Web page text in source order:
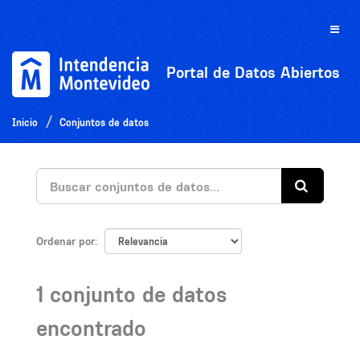
Toggle
Portal de Datos Abiertos
Inicio Conjuntos de datos
Ordenar por
1 conjunto de datos
encontrado